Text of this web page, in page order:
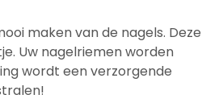
maken van de nagels. Deze
Uw nagelriemen worden
wordt een verzorgende